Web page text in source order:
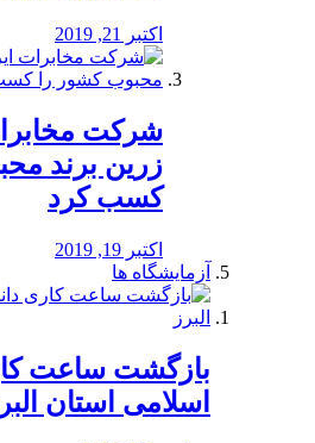
اکتبر 21, 2019
شرکت
زرین برند
کسب کرد
اکتبر 19, 2019
آزمایشگاه ها
بازگشت ساعت
اسلامی استان